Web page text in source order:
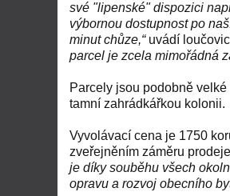
své "lipenské" dispozici
výbornou dostupnost po
minut chůze,“ uvádí
parcel je zcela mimořádná
Parcely jsou podobně
tamní zahrádkářkou kolonii.
Vyvolávací cena je 1750
zveřejněním záměru
je díky souběhu všech
opravu a rozvoj obecního